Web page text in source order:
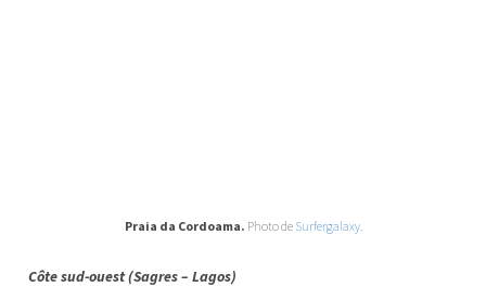
Praia da Cordoama. Photo de Surfergalaxy.
Côte sud-ouest (Sagres – Lagos)